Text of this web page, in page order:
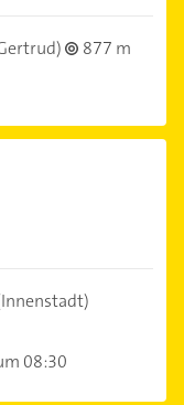
877 m
08:30